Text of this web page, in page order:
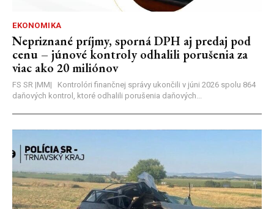
EKONOMIKA
Nepriznané príjmy, sporná DPH aj predaj pod
cenu – júnové kontroly odhalili porušenia za
viac ako 20 miliónov
FS SR |MM| Kontrolóri finančnej správy ukončili v júni 2026 spolu 864
daňových kontrol, ktoré odhalili porušenia daňových...